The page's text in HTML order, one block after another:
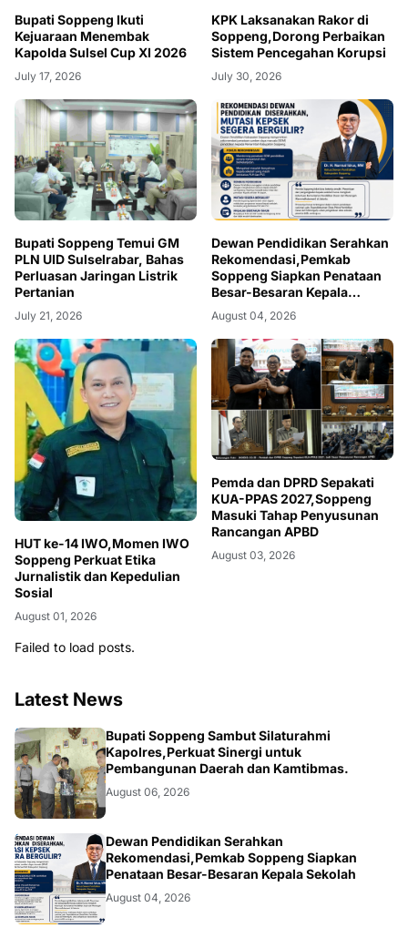
Bupati Soppeng Ikuti
Kejuaraan Menembak
Kapolda Sulsel Cup XI 2026
July 17, 2026
KPK Laksanakan Rakor di
Soppeng,Dorong Perbaikan
Sistem Pencegahan Korupsi
July 30, 2026
Bupati Soppeng Temui GM
PLN UID Sulselrabar, Bahas
Perluasan Jaringan Listrik
Pertanian
July 21, 2026
Dewan Pendidikan Serahkan
Rekomendasi,Pemkab
Soppeng Siapkan Penataan
Besar-Besaran Kepala
Sekolah
August 04, 2026
HUT ke-14 IWO,Momen IWO
Soppeng Perkuat Etika
Jurnalistik dan Kepedulian
Sosial
August 01, 2026
Pemda dan DPRD Sepakati
KUA-PPAS 2027,Soppeng
Masuki Tahap Penyusunan
Rancangan APBD
August 03, 2026
Failed to load posts.
Latest News
NEWS
Bupati Soppeng Sambut Silaturahmi
Kapolres,Perkuat Sinergi untuk
Pembangunan Daerah dan Kamtibmas.
August 06, 2026
NEWS
Dewan Pendidikan Serahkan
Rekomendasi,Pemkab Soppeng Siapkan
Penataan Besar-Besaran Kepala Sekolah
August 04, 2026